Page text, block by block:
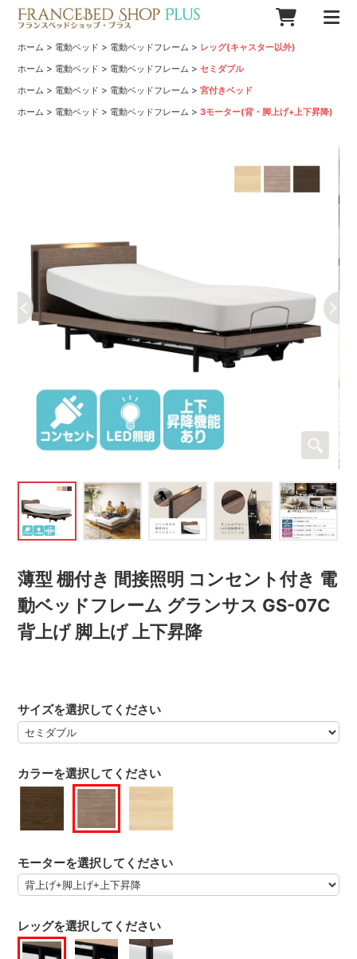
ホーム > 電動ベッド > 電動ベッドフレーム > レッグ(キャスター以外)
ホーム > 電動ベッド > 電動ベッドフレーム >セミダブル
ホーム > 電動ベッド > 電動ベッドフレーム >宮付きベッド
ホーム > 電動ベッド > 電動ベッドフレーム >3モーター(背・脚上げ+上下昇降)
薄型 棚付き 間接照明 コンセント付き 電
動ベッドフレーム グランサス GS-07C
背上げ 脚上げ 上下昇降
カラーを選択してください
サイズを選択してください
モーターを選択してください
レッグを選択してください